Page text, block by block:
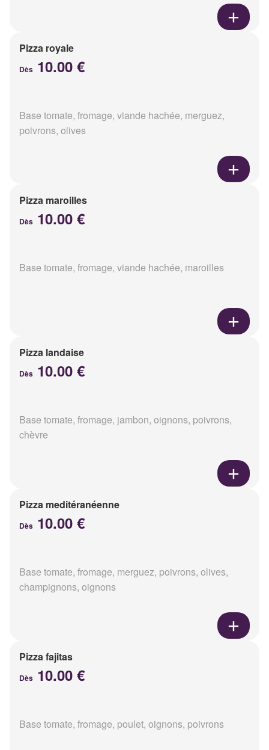
Pizza royale
Dès 10.00 €
Base tomate, fromage, viande hachée, merguez,
poivrons, olives
Pizza maroilles
Dès 10.00 €
Base tomate, fromage, viande hachée, maroilles
Pizza landaise
Dès 10.00 €
Base tomate, fromage, jambon, oignons, poivrons,
chèvre
Pizza meditéranéenne
Dès 10.00 €
Base tomate, fromage, merguez, poivrons, olives,
champignons, oignons
Pizza fajitas
Dès 10.00 €
Base tomate, fromage, poulet, oignons, poivrons